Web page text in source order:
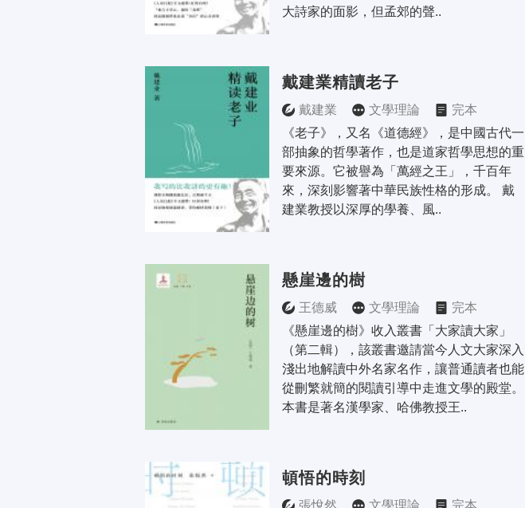
大詩家的面影，但孟郊的聲..
戴建業精讀老子
戴建業 文學理論
完本
《老子》，又名《道德經》，是中國古代一
部抽象的哲學著作，也是道家哲學思想的重
要來源。它被譽為「萬經之王」，千百年
來，深刻影響著中華民族性格的形成。 戴
建業教授以深厚的學養、風..
懸崖邊的樹
王德威 文學理論
完本
《懸崖邊的樹》收入叢書「大家讀大家」
（第二輯），該叢書邀請當今人文大家深入
淺出地解讀中外名家名作，讓普通讀者也能
從刪繁就簡的閱讀引導中走進文學的殿堂。
本書是著名漢學家、哈佛教授王..
頓悟的時刻
張悅然 文學理論
完本